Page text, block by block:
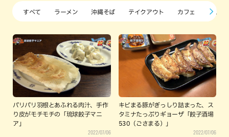
すべて ラーメン 沖縄そば テイクアウト カフェ すし・
パリパリ羽根とあふれる肉汁、手作
り皮がモチモチの「琉球餃子マニ
ア」
2022/07/06
キビまる豚がぎっしり詰まった、ス
タミナたっぷりギョーザ「餃子酒場
530（ごさまる）」
2022/07/06